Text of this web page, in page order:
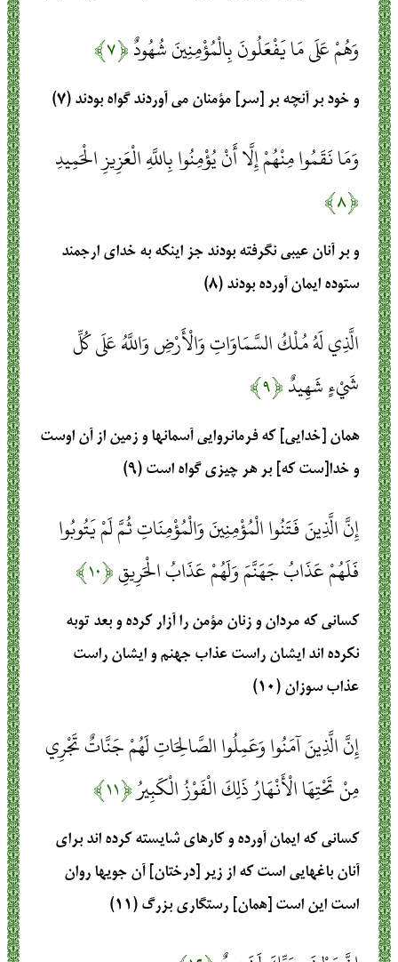
وَهُمْ عَلَى مَا يَفْعَلُونَ بِالْمُؤْمِنِينَ شُهُودٌ﴿۷﴾
و خود بر آنچه بر [سر] مؤمنان مى ‏آوردند گواه بودند (۷)
وَمَا نَقَمُوا مِنْهُمْ إِلَّا أَنْ يُؤْمِنُوا بِاللَّهِ الْعَزِيزِ الْحَمِيدِ
﴿۸﴾
و بر آنان عيبى نگرفته بودند جز اينكه به خداى ارجمند
ستوده ايمان آورده بودند (۸)
الَّذِي لَهُ مُلْكُ السَّمَاوَاتِ وَالْأَرْضِ وَاللَّهُ عَلَى كُلِّ
شَيْءٍ شَهِيدٌ﴿۹﴾
همان [خدايى] كه فرمانروايى آسمانها و زمين از آن اوست
و خدا[ست كه] بر هر چيزى گواه است (۹)
إِنَّ الَّذِينَ فَتَنُوا الْمُؤْمِنِينَ وَالْمُؤْمِنَاتِ ثُمَّ لَمْ يَتُوبُوا
فَلَهُمْ عَذَابُ جَهَنَّمَ وَلَهُمْ عَذَابُ الْحَرِيقِ﴿۱۰﴾
كسانى كه مردان و زنان مؤمن را آزار كرده و بعد توبه
نكرده‏ اند ايشان راست عذاب جهنم و ايشان راست
عذاب سوزان (۱۰)
إِنَّ الَّذِينَ آمَنُوا وَعَمِلُوا الصَّالِحَاتِ لَهُمْ جَنَّاتٌ تَجْرِي
مِنْ تَحْتِهَا الْأَنْهَارُ ذَلِكَ الْفَوْزُ الْكَبِيرُ﴿۱۱﴾
كسانى كه ايمان آورده و كارهاى شايسته كرده‏ اند براى
آنان باغهايى است كه از زير [درختان] آن جويها روان
است اين است [همان] رستگارى بزرگ (۱۱)